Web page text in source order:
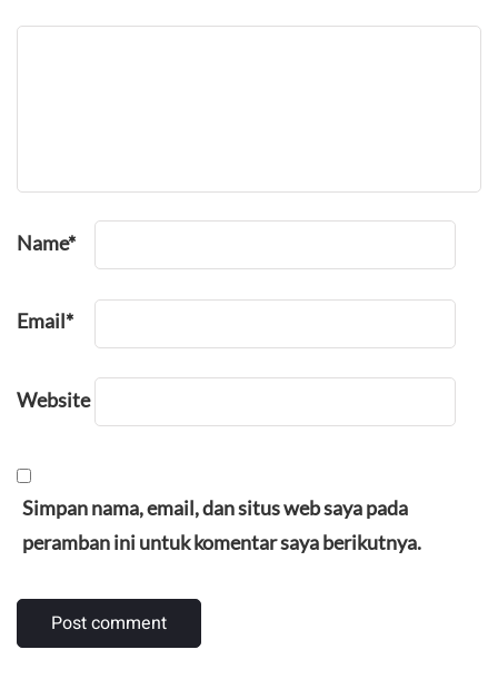
Name*
Email*
Website
Simpan nama, email, dan situs web saya pada
peramban ini untuk komentar saya berikutnya.